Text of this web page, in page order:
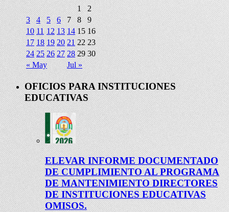
« May Jul »
1
2
3
4 5 6 7 8
9
10 11 12 13 14 15 16
17 18 19 20 21 22 23
24 25 26 27 28 29 30
OFICIOS PARA INSTITUCIONES
EDUCATIVAS
ELEVAR INFORME DOCUMENTADO
DE CUMPLIMIENTO AL PROGRAMA
DE MANTENIMIENTO DIRECTORES
DE INSTITUCIONES EDUCATIVAS
OMISOS.